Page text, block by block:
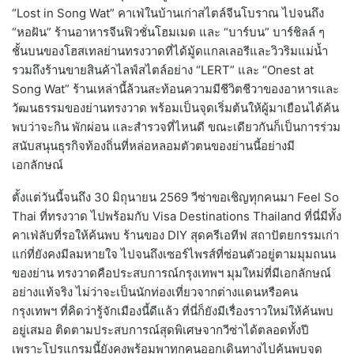
“Lost in Song Wat” คาเฟ่ในบ้านเก่าสไตล์จีนโบราณ ไปจนถึง
“หอฝัน” ร้านอาหารจีนฟิวชั่นโฮมเมด และ “บาร์บน” บาร์ชิลล์ ๆ
ชั้นบนของโฮสเทลย่านทรงวาดที่ได้มู้ดแกลเลอรีและวิวริมแม่น้ำ
รวมถึงร้านขายสินค้าไลฟ์สไตล์อย่าง “LERT” และ “Onest at
Song Wat” ร้านเหล่านี้ล้วนสะท้อนความมีชีวิตชีวาของอาหารและ
วัฒนธรรมของย่านทรงวาด พร้อมเป็นจุดเริ่มต้นให้ผู้มาเยือนได้ค้น
พบว่าจะกิน พักผ่อน และสำรวจที่ไหนดี ขณะเดียวกันก็เป็นการร่วม
สนับสนุนธุรกิจท้องถิ่นที่หล่อหลอมตัวตนของย่านนี้อย่างมี
เอกลักษณ์
ตั้งแต่วันนี้จนถึง 30 มิถุนายน 2569 วีซ่าขอเชิญทุกคนมา Feel So
Thai ที่ทรงวาด ไปพร้อมกับ Visa Destinations Thailand ที่นี่มีทั้ง
คาเฟ่ลับที่รอให้ค้นพบ ร้านของ DIY สุดครีเอทีฟ สถาปัตยกรรมเก่า
แก่ที่ยังคงมีลมหายใจ ไปจนถึงเซอร์ไพรส์ที่ซ่อนตัวอยู่ตามมุมถนน
ของย่าน ทรงวาดคือประสบการณ์กรุงเทพฯ มุมใหม่ที่มีเอกลักษณ์
อย่างแท้จริง ไม่ว่าจะเป็นนักท่องเที่ยวจากต่างแดนหรือคน
กรุงเทพฯ ที่คิดว่ารู้จักเมืองนี้ดีแล้ว ที่นี่ก็ยังมีเรื่องราวใหม่ให้ค้นพบ
อยู่เสมอ ติดตามประสบการณ์สุดพิเศษจากวีซ่าได้ตลอดทั้งปี
เพราะโปรแกรมนี้ยังคงพร้อมพาทุกคนออกเดินทางไปค้นพบจุด